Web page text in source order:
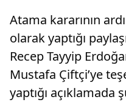
Atama kararının
olarak yaptığı
Recep Tayyip
Mustafa Çiftçi’ye
yaptığı açıklamada